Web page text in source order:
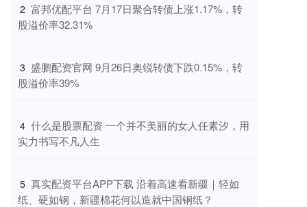
2 ​富邦优配平台 7月17日聚合转债上涨1.17%，转
股溢价率32.31%
3 ​盛鹏配资官网 9月26日奥锐转债下跌0.15%，转
股溢价率39%
4 ​什么是股票配资 一个并不美丽的女人任素汐，用
实力书写不凡人生
5 ​真实配资平台APP下载 沿着高速看新疆｜轻如
纸、硬如钢，新疆棉花何以造就中国钢纸？